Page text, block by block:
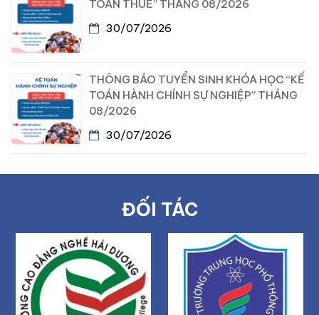
TOÁN THUẾ” THÁNG 08/2026
30/07/2026
THÔNG BÁO TUYỂN SINH KHÓA HỌC “KẾ
TOÁN HÀNH CHÍNH SỰ NGHIỆP” THÁNG
08/2026
30/07/2026
ĐỐI TÁC